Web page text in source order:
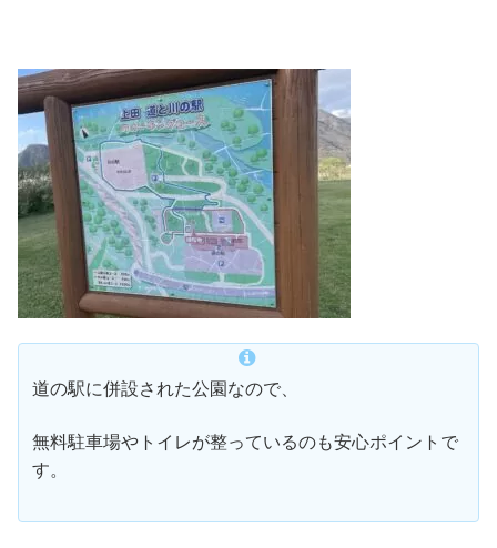
道の駅に併設された公園なので、
無料駐車場やトイレが整っているのも安心ポイントで
す。